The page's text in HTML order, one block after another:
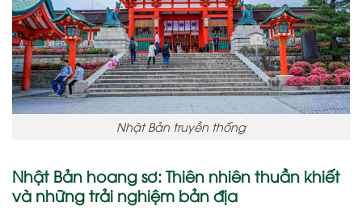
Nhật Bản truyền thống
Nhật Bản hoang sơ: Thiên nhiên thuần khiết
và những trải nghiệm bản địa